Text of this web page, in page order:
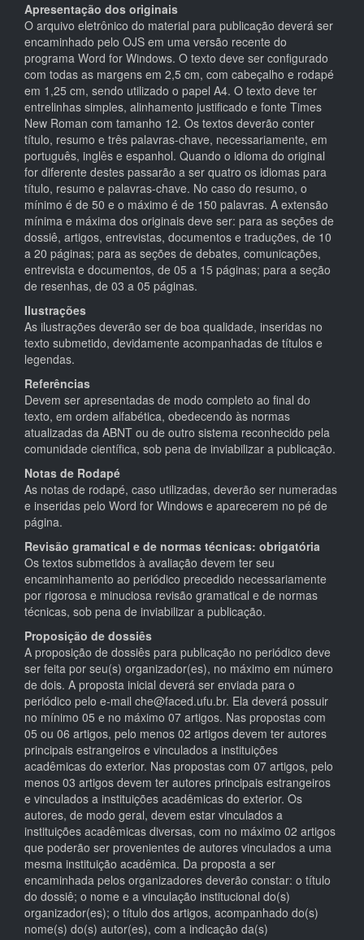
Apresentação dos originais
O arquivo eletrônico do material para publicação deverá ser
encaminhado pelo OJS em uma versão recente do
programa Word for Windows. O texto deve ser configurado
com todas as margens em 2,5 cm, com cabeçalho e rodapé
em 1,25 cm, sendo utilizado o papel A4. O texto deve ter
entrelinhas simples, alinhamento justificado e fonte Times
New Roman com tamanho 12. Os textos deverão conter
título, resumo e três palavras-chave, necessariamente, em
português, inglês e espanhol. Quando o idioma do original
for diferente destes passarão a ser quatro os idiomas para
título, resumo e palavras-chave. No caso do resumo, o
mínimo é de 50 e o máximo é de 150 palavras. A extensão
mínima e máxima dos originais deve ser: para as seções de
dossiê, artigos, entrevistas, documentos e traduções, de 10
a 20 páginas; para as seções de debates, comunicações,
entrevista e documentos, de 05 a 15 páginas; para a seção
de resenhas, de 03 a 05 páginas.
Ilustrações
As ilustrações deverão ser de boa qualidade, inseridas no
texto submetido, devidamente acompanhadas de títulos e
legendas.
Referências
Devem ser apresentadas de modo completo ao final do
texto, em ordem alfabética, obedecendo às normas
atualizadas da ABNT ou de outro sistema reconhecido pela
comunidade científica, sob pena de inviabilizar a publicação.
Notas de Rodapé
As notas de rodapé, caso utilizadas, deverão ser numeradas
e inseridas pelo Word for Windows e aparecerem no pé de
página.
Revisão gramatical e de normas técnicas: obrigatória
Os textos submetidos à avaliação devem ter seu
encaminhamento ao periódico precedido necessariamente
por rigorosa e minuciosa revisão gramatical e de normas
técnicas, sob pena de inviabilizar a publicação.
Proposição de dossiês
A proposição de dossiês para publicação no periódico deve
ser feita por seu(s) organizador(es), no máximo em número
de dois. A proposta inicial deverá ser enviada para o
periódico pelo e-mail che@faced.ufu.br. Ela deverá possuir
no mínimo 05 e no máximo 07 artigos. Nas propostas com
05 ou 06 artigos, pelo menos 02 artigos devem ter autores
principais estrangeiros e vinculados a instituições
acadêmicas do exterior. Nas propostas com 07 artigos, pelo
menos 03 artigos devem ter autores principais estrangeiros
e vinculados a instituições acadêmicas do exterior. Os
autores, de modo geral, devem estar vinculados a
instituições acadêmicas diversas, com no máximo 02 artigos
que poderão ser provenientes de autores vinculados a uma
mesma instituição acadêmica. Da proposta a ser
encaminhada pelos organizadores deverão constar: o título
do dossiê; o nome e a vinculação institucional do(s)
organizador(es); o título dos artigos, acompanhado do(s)
nome(s) do(s) autor(es), com a indicação da(s)